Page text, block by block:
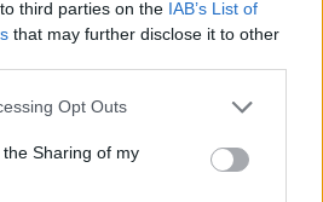
third parties on the IAB’s List of
that may further disclose it to other
Opt Outs
Sharing of my
Academy
Luogosanto 11